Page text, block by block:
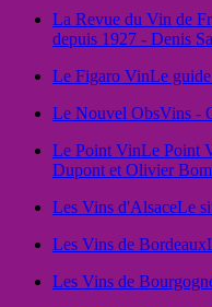
La Revue du Vin de
depuis 1927 - Denis
Le Figaro VinLe
Le Nouvel ObsVins -
Le Point VinLe Point
Dupont et Olivier
Les Vins d'AlsaceLe
Les Vins de Bordeaux
Les Vins de